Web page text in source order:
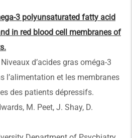
3 polyunsaturated fatty acid
in red blood cell membranes of
Niveaux d’acides gras oméga-3
l’alimentation et les membranes
des patients dépressifs.
M. Peet, J. Shay, D.